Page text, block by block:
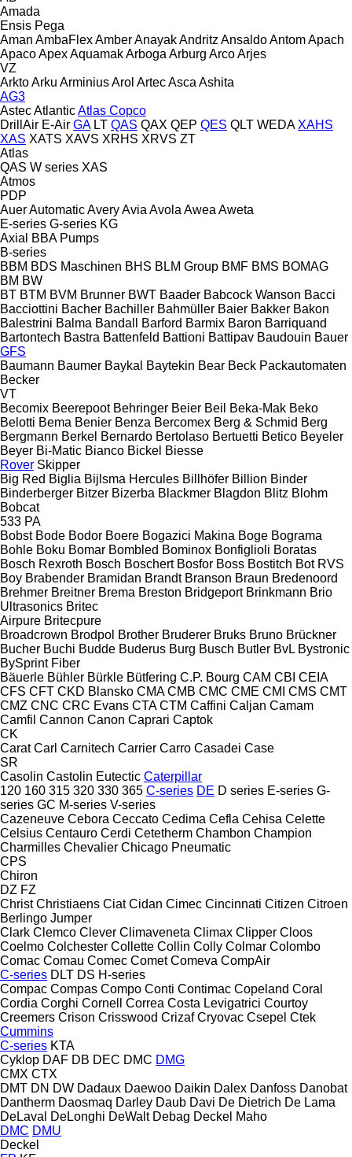
Amada
Ensis Pega
Aman AmbaFlexAmberAnayakAndritz AnsaldoAntomApach
ApacoApexAquamakArboga Arburg ArcoArjes
VZ
ArktoArku ArminiusArol ArtecAsca Ashita
AG3
AstecAtlanticAtlas Copco
DrillAir E-Air GA LT QAS QAX QEP QES QLT WEDA XAHS
XAS XATS XAVS XRHS XRVS ZT
Atlas
QAS W series XAS
Atmos
PDP
AuerAutomaticAveryAvia Avola Awea Aweta
E-series G-series KG
Axial
BBA Pumps
B-series
BBM BDS Maschinen BHS BLM Group BMF BMS BOMAG
BM BW
BT BTM BVM Brunner BWT Baader Babcock Wanson Bacci
Bacciottini Bacher Bachiller Bahmüller Baier Bakker Bakon
Balestrini Balma Bandall Barford Barmix Baron Barriquand
Bartontech Bastra Battenfeld Battioni Battipav Baudouin Bauer
GFS
Baumann Baumer Baykal Baytekin Bear Beck Packautomaten
Becker
VT
Becomix Beerepoot Behringer Beier Beil Beka-Mak Beko
Belotti Bema Benier Benza Bercomex Berg & Schmid Berg
Bergmann Berkel Bernardo Bertolaso Bertuetti Betico Beyeler
Beyer Bi-Matic Bianco Bickel Biesse
Rover Skipper
Big Red Biglia Bijlsma Hercules Billhöfer Billion Binder
Binderberger Bitzer Bizerba Blackmer Blagdon Blitz Blohm
Bobcat
533 PA
Bobst Bode Bodor Boere Bogazici Makina Boge Bograma
Bohle Boku Bomar Bombled Bominox Bonfiglioli Boratas
Bosch Rexroth Bosch Boschert Bosfor Boss Bostitch Bot RVS
Boy Brabender Bramidan Brandt Branson Braun Bredenoord
Brehmer Breitner Brema Breston Bridgeport Brinkmann Brio
Ultrasonics Britec
Airpure Britecpure
Broadcrown Brodpol Brother Bruderer Bruks Bruno Brückner
Bucher Buchi Budde Buderus Burg Busch Butler BvL Bystronic
BySprint Fiber
Bäuerle Bühler Bürkle Bütfering C.P. Bourg CAM CBI CEIA
CFS CFT CKD Blansko CMA CMB CMC CME CMI CMS CMT
CMZ CNC CRC Evans CTA CTM Caffini Caljan Camam
Camfil Cannon Canon Caprari Captok
CK
Carat Carl Carnitech Carrier Carro Casadei Case
SR
Casolin Castolin Eutectic Caterpillar
120 160 315 320 330 365 C-series DE D series E-series G-
series GC M-series V-series
Cazeneuve Cebora Ceccato Cedima Cefla Cehisa Celette
Celsius Centauro Cerdi Cetetherm Chambon Champion
Charmilles Chevalier Chicago Pneumatic
CPS
Chiron
DZ FZ
Christ Christiaens Ciat Cidan Cimec Cincinnati Citizen Citroen
Berlingo Jumper
Clark Clemco Clever Climaveneta Climax Clipper Cloos
Coelmo Colchester Collette Collin Colly Colmar Colombo
Comac Comau Comec Comet Comeva CompAir
C-series DLT DS H-series
Compac Compas Compo Conti Contimac Copeland Coral
Cordia Corghi Cornell Correa Costa Levigatrici Courtoy
Creemers Crison Crisswood Crizaf Cryovac Csepel Ctek
Cummins
C-series KTA
Cyklop DAF DB DEC DMC DMG
CMX CTX
DMT DN DW Dadaux Daewoo Daikin Dalex Danfoss Danobat
Dantherm Daosmaq Darley Daub Davi De Dietrich De Lama
DeLaval
DeLonghi DeWalt Debag Deckel Maho
DMC DMU
Deckel